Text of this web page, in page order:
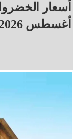
أغسطس 2026 بسوق العبور